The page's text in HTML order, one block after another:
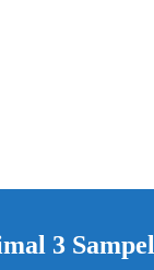
3 Sampel